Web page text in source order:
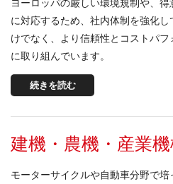
ヨーロッパの厳しい環境規制や、
に対応するため、社内体制を強化
けでなく、より信頼性とコストパ
に取り組んでいます。
続きを読む
建機・農機・産業
モーターサイクルや自動車分野で